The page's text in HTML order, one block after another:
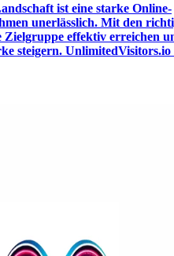
ist eine starke Online-
unerlässlich. Mit den
Zielgruppe effektiv erreichen
steigern. UnlimitedVisitors.io